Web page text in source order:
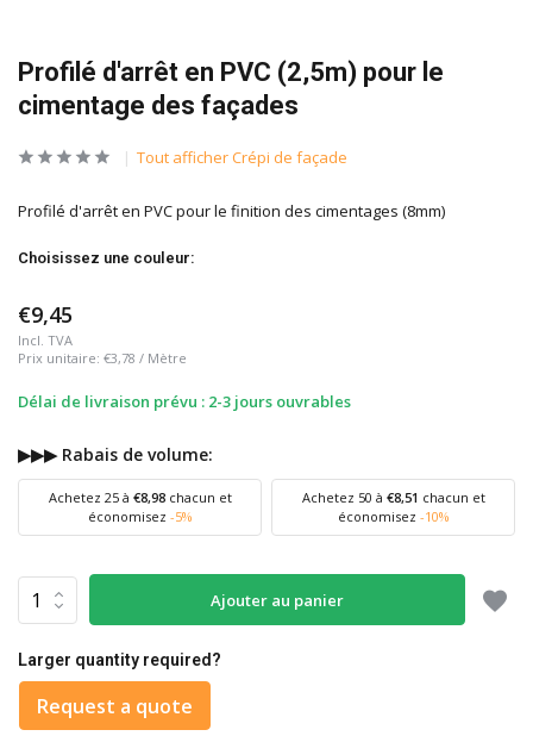
Profilé d'arrêt en PVC (2,5m) pour le
cimentage des façades
Tout afficher Crépi de façade
Profilé d'arrêt en PVC pour le finition des cimentages (8mm)
Choisissez une couleur:
€9,45
Incl. TVA
Prix unitaire: €3,78 / Mètre
Délai de livraison prévu : 2-3 jours ouvrables
▶▶▶ Rabais de volume:
Achetez 25 à €8,98chacun et
économisez -5%
Achetez 50 à €8,51 chacun et
économisez -10%
Ajouter au panier
Larger quantity required?
Request a quote